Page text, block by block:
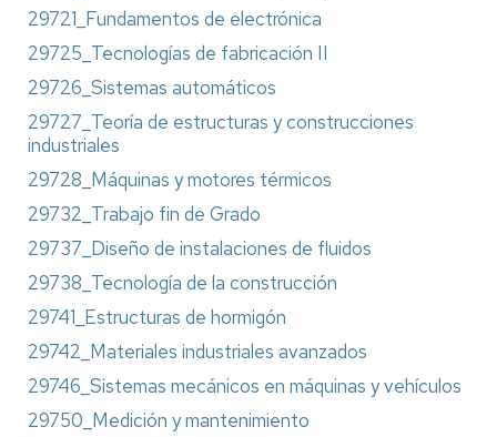
29721_Fundamentos de electrónica
29725_Tecnologías de fabricación II
29726_Sistemas automáticos
29727_Teoría de estructuras y construcciones
industriales
29728_Máquinas y motores térmicos
29732_Trabajo fin de Grado
29737_Diseño de instalaciones de fluidos
29738_Tecnología de la construcción
29741_Estructuras de hormigón
29742_Materiales industriales avanzados
29746_Sistemas mecánicos en máquinas y vehículos
29750_Medición y mantenimiento